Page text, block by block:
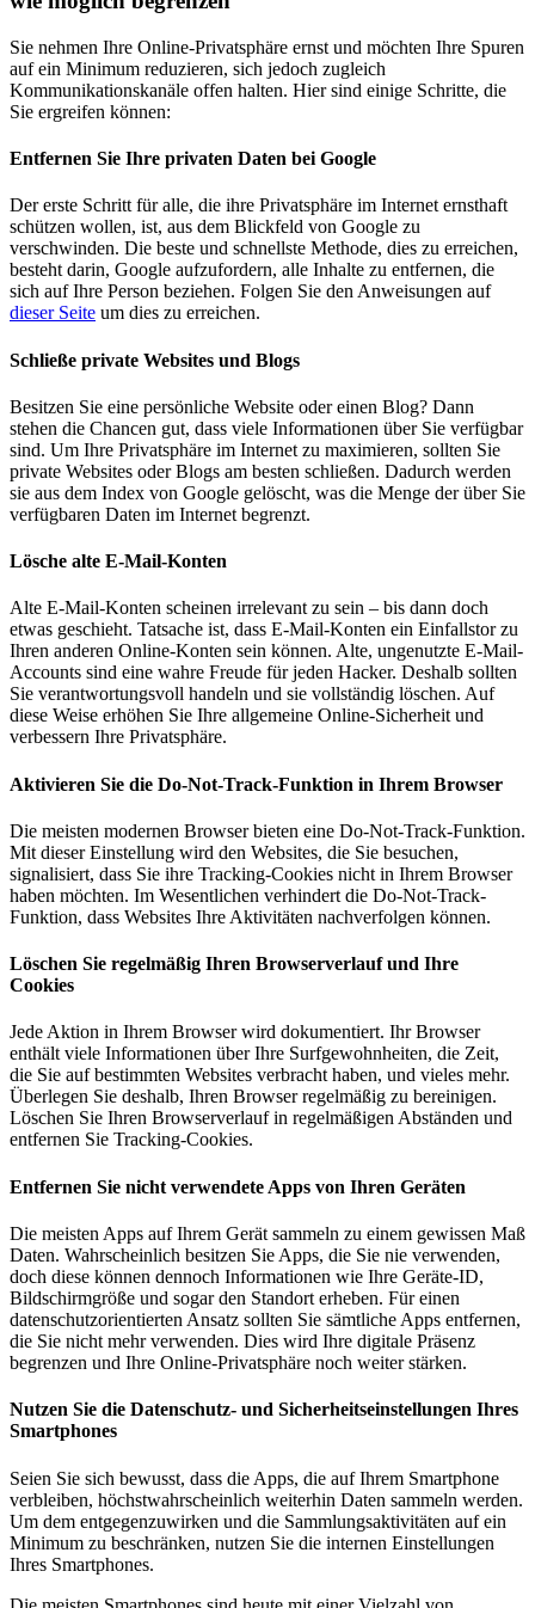
Sie nehmen Ihre Online-Privatsphäre ernst und möchten Ihre Spuren
auf ein Minimum reduzieren, sich jedoch zugleich
Kommunikationskanäle offen halten. Hier sind einige Schritte, die
Sie ergreifen können:
Entfernen Sie Ihre privaten Daten bei Google
Der erste Schritt für alle, die ihre Privatsphäre im Internet ernsthaft
schützen wollen, ist, aus dem Blickfeld von Google zu
verschwinden. Die beste und schnellste Methode, dies zu erreichen,
besteht darin, Google aufzufordern, alle Inhalte zu entfernen, die
sich auf Ihre Person beziehen. Folgen Sie den Anweisungen auf
dieser Seite um dies zu erreichen.
Schließe private Websites und Blogs
Besitzen Sie eine persönliche Website oder einen Blog? Dann
stehen die Chancen gut, dass viele Informationen über Sie verfügbar
sind. Um Ihre Privatsphäre im Internet zu maximieren, sollten Sie
private Websites oder Blogs am besten schließen. Dadurch werden
sie aus dem Index von Google gelöscht, was die Menge der über Sie
verfügbaren Daten im Internet begrenzt.
Lösche alte E-Mail-Konten
Alte E-Mail-Konten scheinen irrelevant zu sein – bis dann doch
etwas geschieht. Tatsache ist, dass E-Mail-Konten ein Einfallstor zu
Ihren anderen Online-Konten sein können. Alte, ungenutzte E-Mail-
Accounts sind eine wahre Freude für jeden Hacker. Deshalb sollten
Sie verantwortungsvoll handeln und sie vollständig löschen. Auf
diese Weise erhöhen Sie Ihre allgemeine Online-Sicherheit und
verbessern Ihre Privatsphäre.
Aktivieren Sie die Do-Not-Track-Funktion in Ihrem Browser
Die meisten modernen Browser bieten eine Do-Not-Track-Funktion.
Mit dieser Einstellung wird den Websites, die Sie besuchen,
signalisiert, dass Sie ihre Tracking-Cookies nicht in Ihrem Browser
haben möchten. Im Wesentlichen verhindert die Do-Not-Track-
Funktion, dass Websites Ihre Aktivitäten nachverfolgen können.
Löschen Sie regelmäßig Ihren Browserverlauf und Ihre
Cookies
Jede Aktion in Ihrem Browser wird dokumentiert. Ihr Browser
enthält viele Informationen über Ihre Surfgewohnheiten, die Zeit,
die Sie auf bestimmten Websites verbracht haben, und vieles mehr.
Überlegen Sie deshalb, Ihren Browser regelmäßig zu bereinigen.
Löschen Sie Ihren Browserverlauf in regelmäßigen Abständen und
entfernen Sie Tracking-Cookies.
Entfernen Sie nicht verwendete Apps von Ihren Geräten
Die meisten Apps auf Ihrem Gerät sammeln zu einem gewissen Maß
Daten. Wahrscheinlich besitzen Sie Apps, die Sie nie verwenden,
doch diese können dennoch Informationen wie Ihre Geräte-ID,
Bildschirmgröße und sogar den Standort erheben. Für einen
datenschutzorientierten Ansatz sollten Sie sämtliche Apps entfernen,
die Sie nicht mehr verwenden. Dies wird Ihre digitale Präsenz
begrenzen und Ihre Online-Privatsphäre noch weiter stärken.
Nutzen Sie die Datenschutz- und Sicherheitseinstellungen Ihres
Smartphones
Seien Sie sich bewusst, dass die Apps, die auf Ihrem Smartphone
verbleiben, höchstwahrscheinlich weiterhin Daten sammeln werden.
Um dem entgegenzuwirken und die Sammlungsaktivitäten auf ein
Minimum zu beschränken, nutzen Sie die internen Einstellungen
Ihres Smartphones.